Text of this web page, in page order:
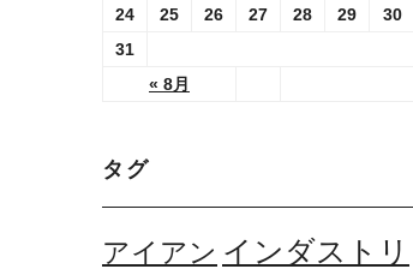
« 8月
24
25 26 27 28 29
30
31
タグ
アイアン インダストリ